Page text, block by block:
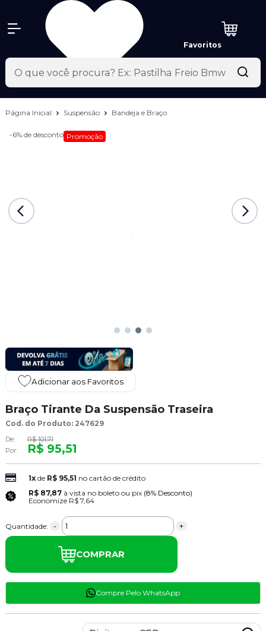
Favoritos
Página Inicial Suspensão Bandeja e Braço
-6% de desconto Promoção
Adicionar aos Favoritos
Braço Tirante Da Suspensão Traseira
Cod. do Produto: 247629
De:
R$ 101,71
Por:
R$ 95,51
1xde R$ 95,51 no cartão de crédito
R$ 87,87 à vista no boleto ou pix (8% Desconto)
Economize R$ 7,64
Quantidade: - +
COMPRAR
Compre Pelo WhatsApp